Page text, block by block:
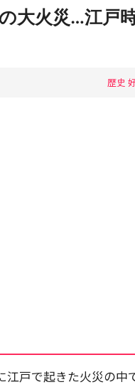
大火災…江戸
歴史
江戸で起きた火災の中